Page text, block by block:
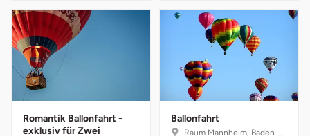
Romantik Ballonfahrt -
exklusiv für Zwei
Ballonfahrt
Raum Mannheim, Baden-Württemberg